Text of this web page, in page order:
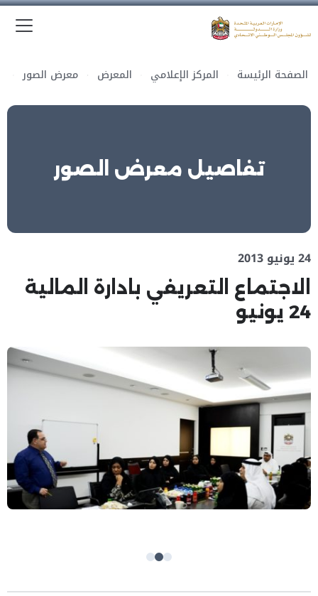
الصفحة الرئيسة المركز الإعلامي المعرض معرض الصور
تفاصيل معرض الصور
24 يونيو 2013
الاجتماع التعريفي بادارة المالية
24 يونيو